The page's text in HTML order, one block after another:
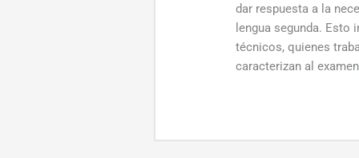
dar respuesta a la
lengua segunda.
técnicos, quienes
caracterizan al